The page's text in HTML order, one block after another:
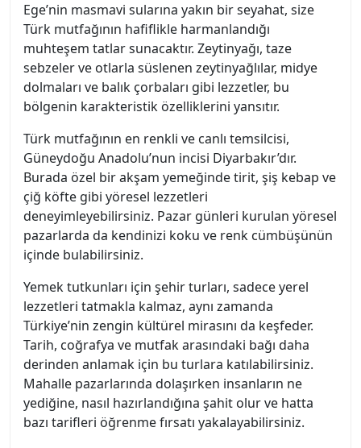
Ege’nin masmavi sularına yakın bir seyahat, size
Türk mutfağının hafiflikle harmanlandığı
muhteşem tatlar sunacaktır. Zeytinyağı, taze
sebzeler ve otlarla süslenen zeytinyağlılar, midye
dolmaları ve balık çorbaları gibi lezzetler, bu
bölgenin karakteristik özelliklerini yansıtır.
Türk mutfağının en renkli ve canlı temsilcisi,
Güneydoğu Anadolu’nun incisi Diyarbakır’dır.
Burada özel bir akşam yemeğinde tirit, şiş kebap ve
çiğ köfte gibi yöresel lezzetleri
deneyimleyebilirsiniz. Pazar günleri kurulan yöresel
pazarlarda da kendinizi koku ve renk cümbüşünün
içinde bulabilirsiniz.
Yemek tutkunları için şehir turları, sadece yerel
lezzetleri tatmakla kalmaz, aynı zamanda
Türkiye’nin zengin kültürel mirasını da keşfeder.
Tarih, coğrafya ve mutfak arasındaki bağı daha
derinden anlamak için bu turlara katılabilirsiniz.
Mahalle pazarlarında dolaşırken insanların ne
yediğine, nasıl hazırlandığına şahit olur ve hatta
bazı tarifleri öğrenme fırsatı yakalayabilirsiniz.